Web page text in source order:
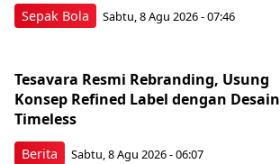
Sepak Bola Sabtu, 8 Agu 2026 - 07:46
Berita
Tesavara Resmi Rebranding, Usung
Konsep Refined Label dengan Desain
Timeless
Sabtu, 8 Agu 2026 - 06:07